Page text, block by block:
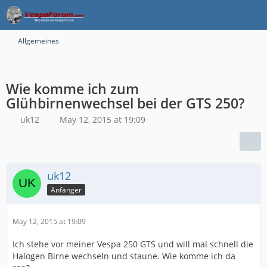
Allgemeines
Wie komme ich zum
Glühbirnenwechsel bei der GTS 250?
uk12 May 12, 2015 at 19:09
uk12
Anfänger
May 12, 2015 at 19:09
Ich stehe vor meiner Vespa 250 GTS und will mal schnell die
Halogen Birne wechseln und staune. Wie komme ich da